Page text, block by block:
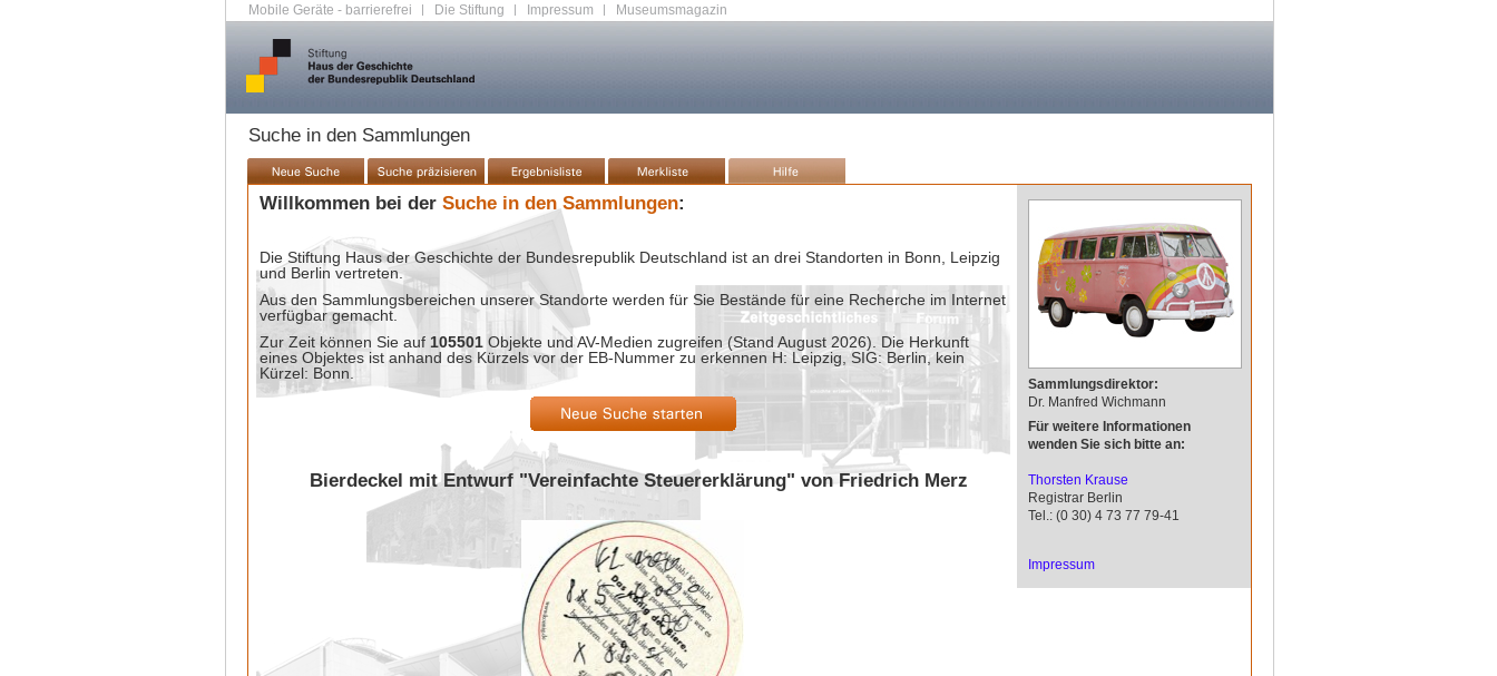
Mobile Geräte - barrierefrei | Die Stiftung | Impressum | Museumsmagazin
Suche in den Sammlungen
Willkommen bei der Suche in den Sammlungen:
Die Stiftung Haus der Geschichte der Bundesrepublik Deutschland ist an drei Standorten in Bonn, Leipzig
und Berlin vertreten.
Aus den Sammlungsbereichen unserer Standorte werden für Sie Bestände für eine Recherche im Internet
verfügbar gemacht.
Zur Zeit können Sie auf 105501 Objekte und AV-Medien zugreifen (Stand August 2026). Die Herkunft
eines Objektes ist anhand des Kürzels vor der EB-Nummer zu erkennen H: Leipzig, SIG: Berlin, kein
Kürzel: Bonn.
Bierdeckel mit Entwurf "Vereinfachte Steuererklärung" von Friedrich Merz
Sammlungsdirektor:
Dr. Manfred Wichmann
Für weitere Informationen
wenden Sie sich bitte an:
Thorsten Krause
Registrar Berlin
Tel.: (0 30) 4 73 77 79-41
Impressum